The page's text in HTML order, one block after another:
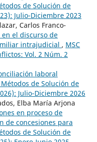
de Solución de
Julio-Diciembre 2023
Carlos Franco-
el discurso de
intrajudicial , MSC
Vol. 2 Núm. 2
laboral
Métodos de Solución de
Julio-Diciembre 2026
Elba María Arjona
en proceso de
de concesiones para
de Solución de